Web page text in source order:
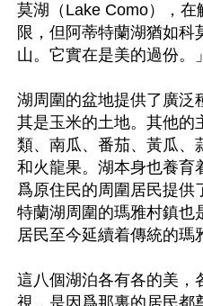
莫湖（Lake Como），
限，但阿蒂特蘭湖猶如科
山。它實在是美的過份。」
湖周圍的盆地提供了廣泛
其是玉米的土地。其他的
類、南瓜、番茄、黃瓜、
和火龍果。湖本身也養育
爲原住民的周圍居民提供
特蘭湖周圍的瑪雅村鎮也
居民至今延續着傳統的瑪
這八個湖泊各有各的美，
視，是因爲那裏的居民都